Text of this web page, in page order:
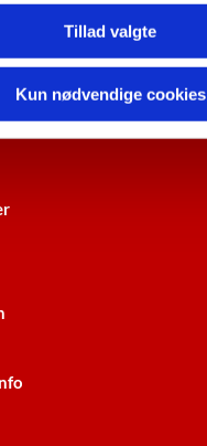
Tillad valgte
Kun nødvendige cookies